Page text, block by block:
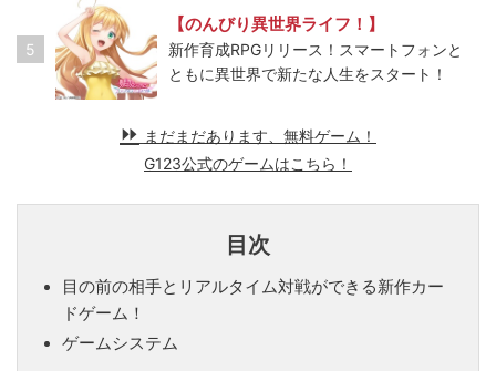
5
【のんびり異世界ライフ！】
新作育成RPGリリース！スマートフォンと
ともに異世界で新たな人生をスタート！
まだまだあります、無料ゲーム！
G123公式のゲームはこちら！
目次
目の前の相手とリアルタイム対戦ができる新作カー
ドゲーム！
ゲームシステム